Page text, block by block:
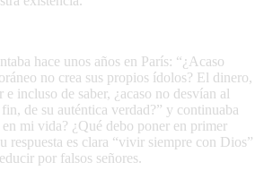
hace unos años en París: “¿Acaso
no crea sus propios ídolos? El dinero,
e incluso de saber, ¿acaso no desvían al
de su auténtica verdad?” y continuaba
mi vida? ¿Qué debo poner en primer
respuesta es clara “vivir siempre con Dios”
por falsos señores.